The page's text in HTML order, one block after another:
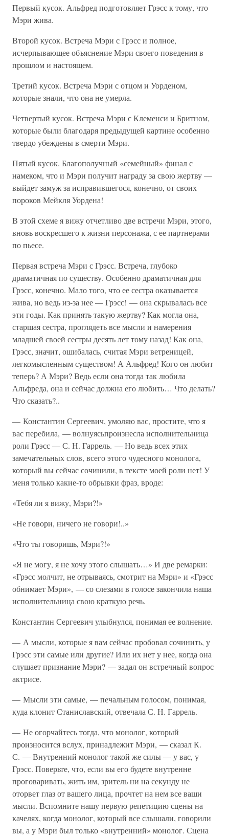
Первый кусок. Альфред подготовляет Грэсс к тому, что
Мэри жива.
Второй кусок. Встреча Мэри с Грэсс и полное,
исчерпывающее объяснение Мэри своего поведения в
прошлом и настоящем.
Третий кусок. Встреча Мэри с отцом и Уорденом,
которые знали, что она не умерла.
Четвертый кусок. Встреча Мэри с Клеменси и Бритном,
которые были благодаря предыдущей картине особенно
твердо убеждены в смерти Мэри.
Пятый кусок. Благополучный «семейный» финал с
намеком, что и Мэри получит награду за свою жертву —
выйдет замуж за исправившегося, конечно, от своих
пороков Мейкля Уордена!
В этой схеме я вижу отчетливо две встречи Мэри, этого,
вновь воскресшего к жизни персонажа, с ее партнерами
по пьесе.
Первая встреча Мэри с Грэсс. Встреча, глубоко
драматичная по существу. Особенно драматичная для
Грэсс, конечно. Мало того, что ее сестра оказывается
жива, но ведь из-за нее — Грэсс! — она скрывалась все
эти годы. Как принять такую жертву? Как могла она,
старшая сестра, проглядеть все мысли и намерения
младшей своей сестры десять лет тому назад! Как она,
Грэсс, значит, ошибалась, считая Мэри ветреницей,
легкомысленным существом! А Альфред! Кого он любит
теперь? А Мэри? Ведь если она тогда так любила
Альфреда, она и сейчас должна его любить… Что делать?
Что сказать?..
— Константин Сергеевич, умоляю вас, простите, что я
вас перебила, — волнуясьпроизнесла исполнительница
роли Грэсс — С. Н. Гаррель. — Но ведь всех этих
замечательных слов, всего этого чудесного монолога,
который вы сейчас сочинили, в тексте моей роли нет! У
меня только какие-то обрывки фраз, вроде:
«Тебя ли я вижу, Мэри?!»
«Не говори, ничего не говори!..»
«Что ты говоришь, Мэри?!»
«Я не могу, я не хочу этого слышать…» И две ремарки:
«Грэсс молчит, не отрываясь, смотрит на Мэри» и «Грэсс
обнимает Мэри», — со слезами в голосе закончила наша
исполнительница свою краткую речь.
Константин Сергеевич улыбнулся, понимая ее волнение.
— А мысли, которые я вам сейчас пробовал сочинить, у
Грэсс эти самые или другие? Или их нет у нее, когда она
слушает признание Мэри? — задал он встречный вопрос
актрисе.
— Мысли эти самые, — печальным голосом, понимая,
куда клонит Станиславский, отвечала С. Н. Гаррель.
— Не огорчайтесь тогда, что монолог, который
произносится вслух, принадлежит Мэри, — сказал К.
С. — Внутренний монолог такой же силы — у вас, у
Грэсс. Поверьте, что, если вы его будете внутренне
проговаривать, жить им, зритель ни на секунду не
оторвет глаз от вашего лица, прочтет на нем все ваши
мысли. Вспомните нашу первую репетицию сцены на
качелях, когда монолог, который все слышали, говорили
вы, а у Мэри был только «внутренний» монолог. Сцена